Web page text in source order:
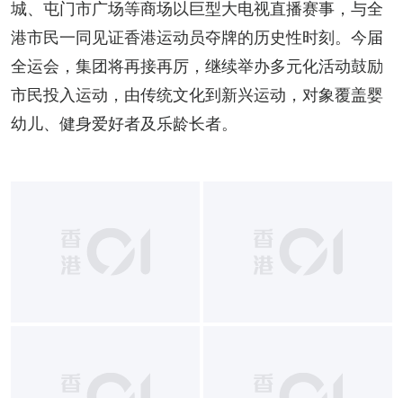
城、屯门市广场等商场以巨型大电视直播赛事，与全
港市民一同见证香港运动员夺牌的历史性时刻。今届
全运会，集团将再接再厉，继续举办多元化活动鼓励
市民投入运动，由传统文化到新兴运动，对象覆盖婴
幼儿、健身爱好者及乐龄长者。